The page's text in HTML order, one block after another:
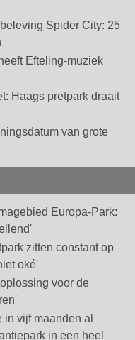
Spider City: 25
Efteling-muziek
Haags pretpark draait
van grote
Europa-Park:
zitten constant op
oké'
voor de
vijf maanden al
in een heel